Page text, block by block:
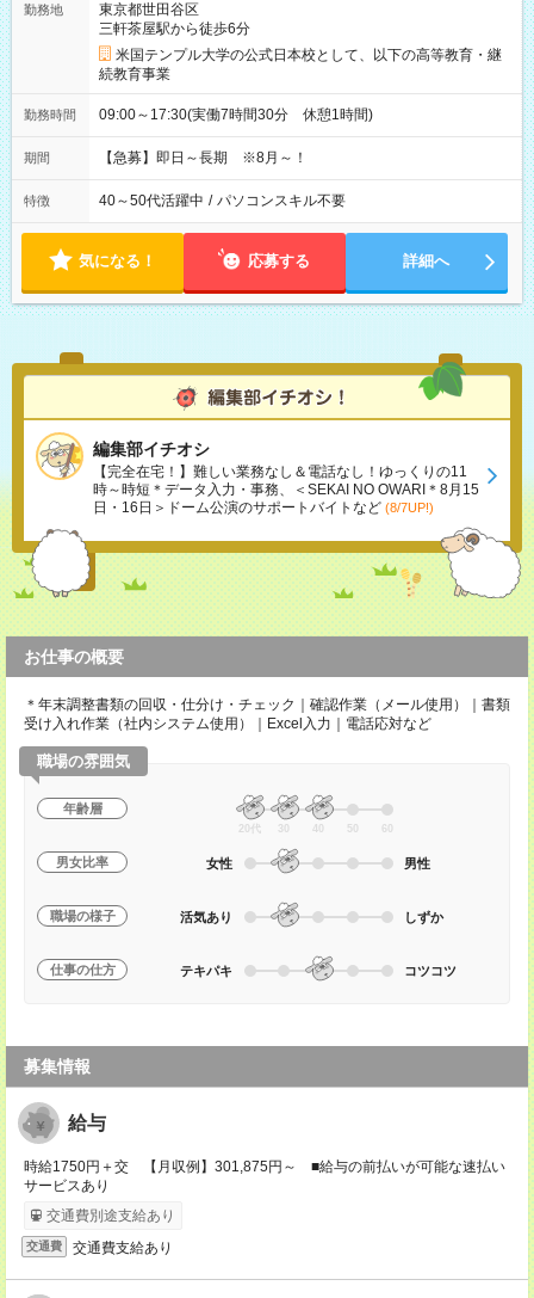
勤務地
東京都世田谷区
三軒茶屋駅から徒歩6分
米国テンプル大学の公式日本校として、以下の高等教育・継
続教育事業
勤務時間 09:00～17:30(実働7時間30分 休憩1時間)
期間 【急募】即日～長期 ※8月～！
特徴 40～50代活躍中 / パソコンスキル不要
気になる！ 応募する 詳細へ
編集部イチオシ
【完全在宅！】難しい業務なし＆電話なし！ゆっくりの11
時～時短＊データ入力・事務、＜SEKAI NO OWARI＊8月15
日・16日＞ドーム公演のサポートバイトなど (8/7UP!)
お仕事の概要
＊年末調整書類の回収・仕分け・チェック｜確認作業（メール使用）｜書類
受け入れ作業（社内システム使用）｜Excel入力｜電話応対など
職場の雰囲気
年齢層
20代 30 40 50 60
男女比率 女性 男性
職場の様子 活気あり しずか
仕事の仕方 テキパキ コツコツ
募集情報
給与
時給1750円＋交 【月収例】301,875円～ ■給与の前払いが可能な速払い
サービスあり
交通費別途支給あり
交通費 交通費支給あり